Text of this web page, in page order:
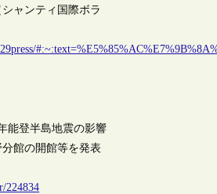
ャンティ国際ボラ
能登半島地震の影響
館の開館等を発表
224834